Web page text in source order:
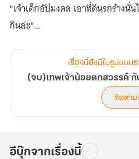
"เจ้าเด็กอัปมงคล เอาที่ดินรกร้าง
กินล่ะ"
หึ ท่านย่าหารู้ไม่ ว่าที่ดินรกร้างนั่นคื
ขุดดินก็เจอน้ำพุร้อน เดินสะดุดก็เจ
ต้นไม้ตาย
คอยดูเถอะ อาฟู่คนนี้จะเปลี่ยนกระท่อมรูหนูให้กลายเป็นวิมานทองคำ
เรื่องนี้ยังมีในรูปแบบ
(จบ)เทพเจ้าน้อยตกสวรรค์
ติดตาม
อีบุ๊กจากเรื่องนี้